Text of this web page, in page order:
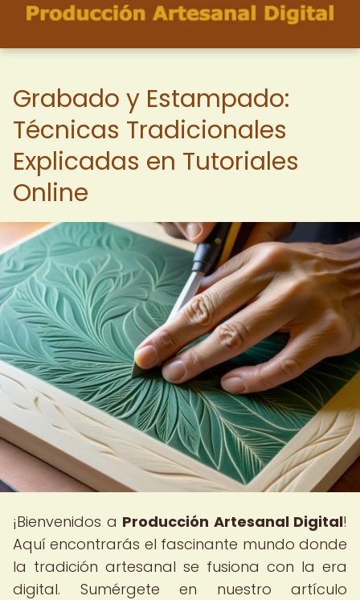
Grabado y Estampado:
Técnicas Tradicionales
Explicadas en Tutoriales
Online
¡Bienvenidos a Producción Artesanal Digital!
Aquí encontrarás el fascinante mundo donde
la tradición artesanal se fusiona con la era
digital. Sumérgete en nuestro artículo